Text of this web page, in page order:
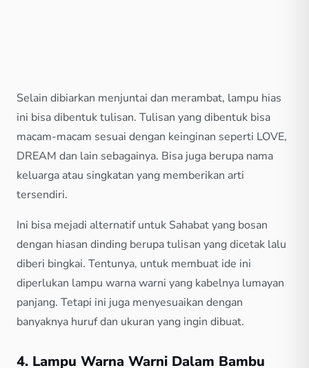
Selain dibiarkan menjuntai dan merambat, lampu hias
ini bisa dibentuk tulisan. Tulisan yang dibentuk bisa
macam-macam sesuai dengan keinginan seperti LOVE,
DREAM dan lain sebagainya. Bisa juga berupa nama
keluarga atau singkatan yang memberikan arti
tersendiri.
Ini bisa mejadi alternatif untuk Sahabat yang bosan
dengan hiasan dinding berupa tulisan yang dicetak lalu
diberi bingkai. Tentunya, untuk membuat ide ini
diperlukan lampu warna warni yang kabelnya lumayan
panjang. Tetapi ini juga menyesuaikan dengan
banyaknya huruf dan ukuran yang ingin dibuat.
4. Lampu Warna Warni Dalam Bambu